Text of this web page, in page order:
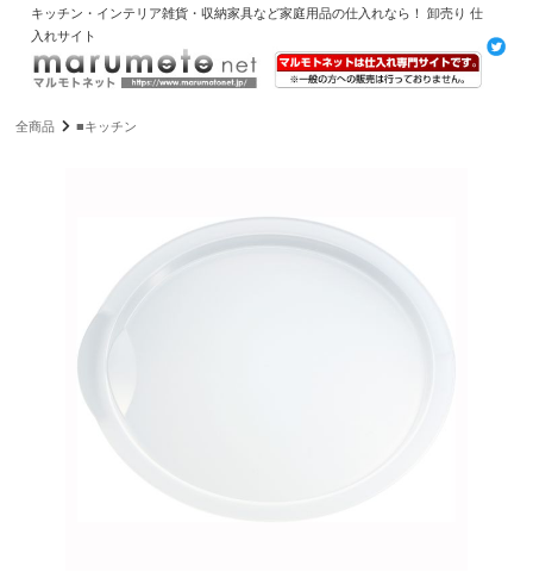
キッチン・インテリア雑貨・収納家具など家庭用品の仕入れなら！ 卸売り 仕
入れサイト
全商品 ■キッチン